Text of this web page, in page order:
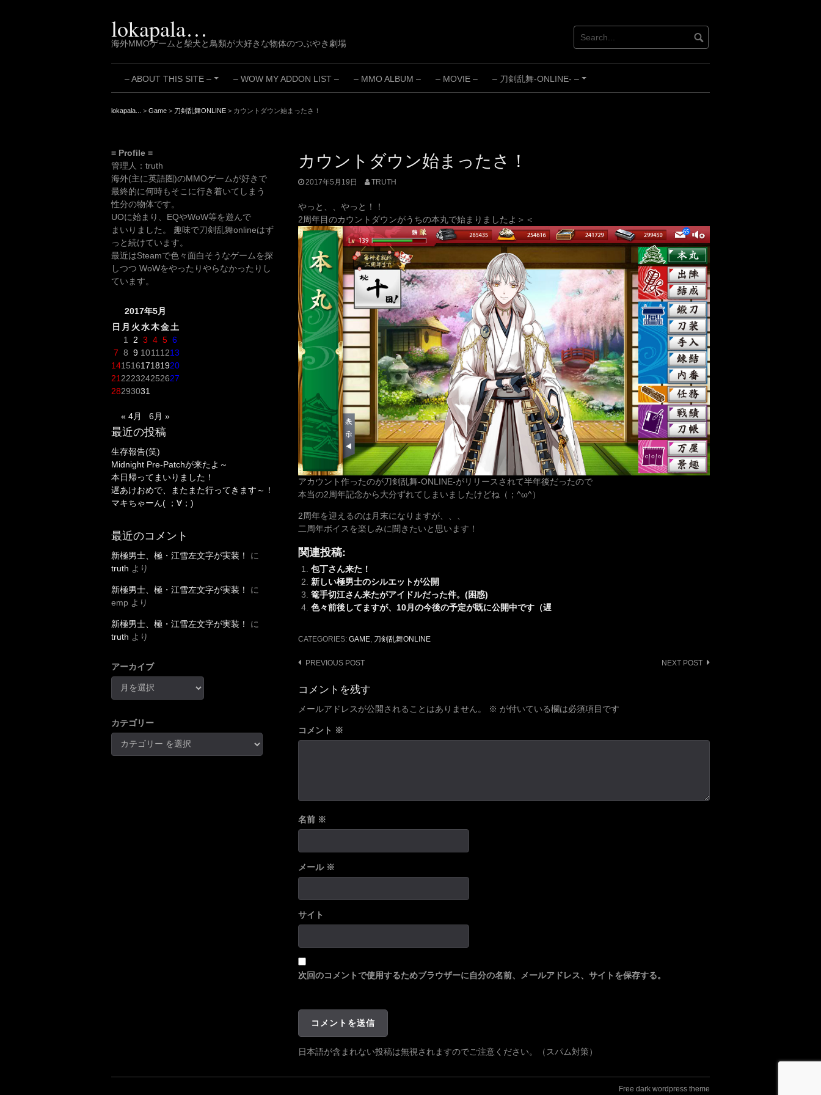
lokapala…
海外MMOゲームと柴犬と鳥類が大好きな物体のつぶやき劇場
+
– ABOUT THIS SITE – – WOW MY ADDON LIST – – MMO ALBUM – – MOVIE –
+
– 刀剣乱舞-ONLINE- –
lokapala... > Game > 刀剣乱舞ONLINE > カウントダウン始まったさ！
カウントダウン始まったさ！
2017年5月19日 TRUTH
やっと、、やっと！！
2周年目のカウントダウンがうちの本丸で始まりましたよ＞＜
アカウント作ったのが刀剣乱舞-ONLINE-がリリースされて半年後だったので
本当の2周年記念から大分ずれてしまいましたけどね（；^ω^）
2周年を迎えるのは月末になりますが、、、
二周年ボイスを楽しみに聞きたいと思います！
関連投稿:
包丁さん来た！
新しい極男士のシルエットが公開
篭手切江さん来たがアイドルだった件。(困惑)
色々前後してますが、10月の今後の予定が既に公開中です（遅
CATEGORIES: GAME 刀剣乱舞ONLINE
Post
navigation
PREVIOUS POST NEXT POST
コメントを残す
メールアドレスが公開されることはありません。 ※ が付いている欄は必須項目です
コメント ※
名前 ※
メール ※
サイト
次回のコメントで使用するためブラウザーに自分の名前、メールアドレス、サイトを保存する。
日本語が含まれない投稿は無視されますのでご注意ください。（スパム対策）
= Profile =
管理人：truth
海外(主に英語圏)のMMOゲームが好きで
最終的に何時もそこに行き着いてしまう
性分の物体です。
UOに始まり、EQやWoW等を遊んで
まいりました。 趣味で刀剣乱舞onlineはず
っと続けています。
最近はSteamで色々面白そうなゲームを探
しつつ WoWをやったりやらなかったりし
ています。
2017年5月
日 月 火水木金土
1
2 3 4 5 6
7 8 9 1011 1213
14151617181920
21 222324252627
28293031
« 4月 6月 »
最近の投稿
生存報告(笑)
Midnight Pre-Patchが来たよ～
本日帰ってまいりました！
遅あけおめで、またまた行ってきます～！
マキちゃーん( ；∀；)
最近のコメント
新極男士、極・江雪左文字が実装！
に
truth より
新極男士、極・江雪左文字が実装！
に
emp より
新極男士、極・江雪左文字が実装！
に
truth より
アーカイブ
カテゴリー
Free dark wordpress theme